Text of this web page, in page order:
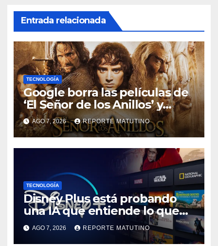
Entrada relacionada
TECNOLOGÍA
Google borra las películas de
‘El Señor de los Anillos’ y
reabre el debate sobre la
propiedad digital
AGO 7, 2026 REPORTE MATUTINO
TECNOLOGÍA
Disney Plus está probando
una IA que entiende lo que
quieres ver
AGO 7, 2026 REPORTE MATUTINO